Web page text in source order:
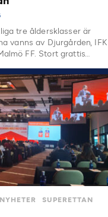
tre åldersklasser är
vanns av Djurgården, IFK
FF. Stort grattis…
NYHETER
SUPERETTAN